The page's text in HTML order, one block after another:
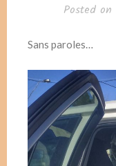
Posted on
Sans paroles…